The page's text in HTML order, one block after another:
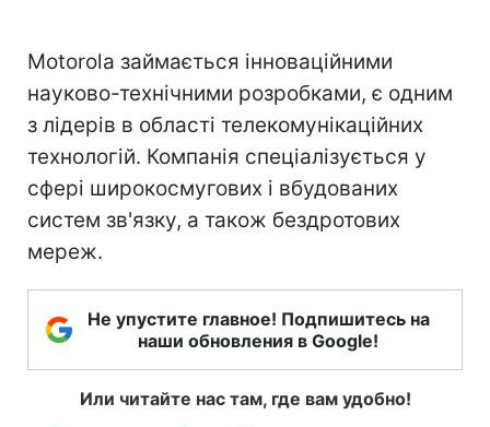
Motorola займається інноваційними
науково-технічними розробками, є одним
з лідерів в області телекомунікаційних
технологій. Компанія спеціалізується у
сфері широкосмугових і вбудованих
систем зв'язку, а також бездротових
мереж.
Не упустите главное! Подпишитесь на
наши обновления в Google!
Или читайте нас там, где вам удобно!